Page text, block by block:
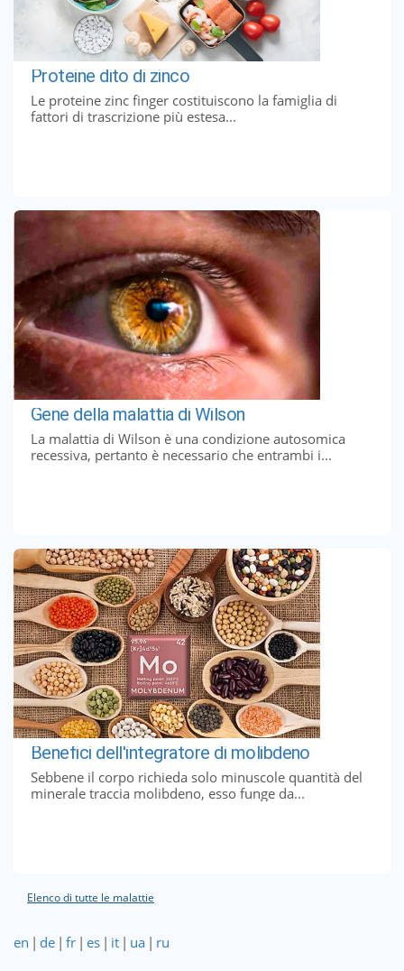
Proteine ​​dito di zinco
Le proteine ​​zinc finger costituiscono la famiglia di
fattori di trascrizione più estesa...
Gene della malattia di Wilson
La malattia di Wilson è una condizione autosomica
recessiva, pertanto è necessario che entrambi i...
Benefici dell'integratore di molibdeno
Sebbene il corpo richieda solo minuscole quantità del
minerale traccia molibdeno, esso funge da...
Elenco di tutte le malattie
en | de | fr | es | it | ua | ru